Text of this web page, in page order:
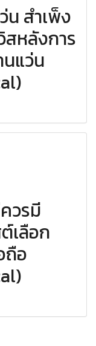
สำเพ็ง
สหลังการ
แว่น
วรมี
เลือก
ถือ